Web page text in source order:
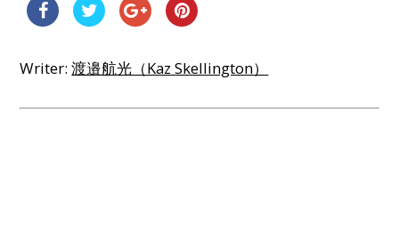
Writer:渡邉航光（Kaz Skellington）